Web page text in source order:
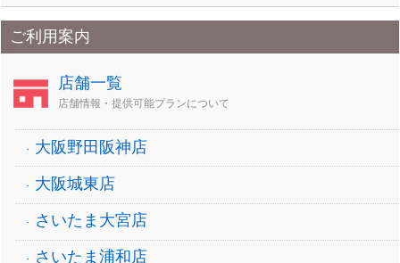
ご利用案内
店舗一覧
店舗情報・提供可能プランについて
大阪野田阪神店
大阪城東店
さいたま大宮店
さいたま浦和店